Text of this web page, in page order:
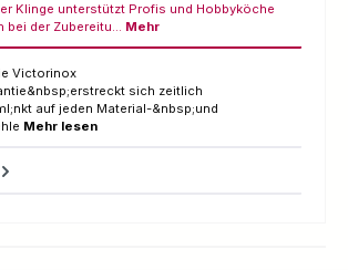
Klinge unterstützt Profis und Hobbyköche
bei der Zubereitu… Mehr
Victorinox
sich zeitlich
auf jeden Material-&nbsp;und
Mehr lesen